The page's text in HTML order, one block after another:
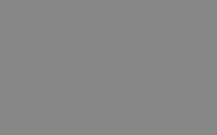
la gestione
cookie
sua analisi dei
combinazione
al fine di
siano